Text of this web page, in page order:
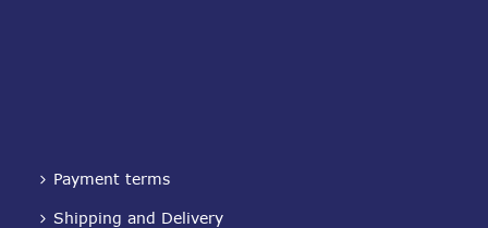
Payment terms
Shipping and Delivery